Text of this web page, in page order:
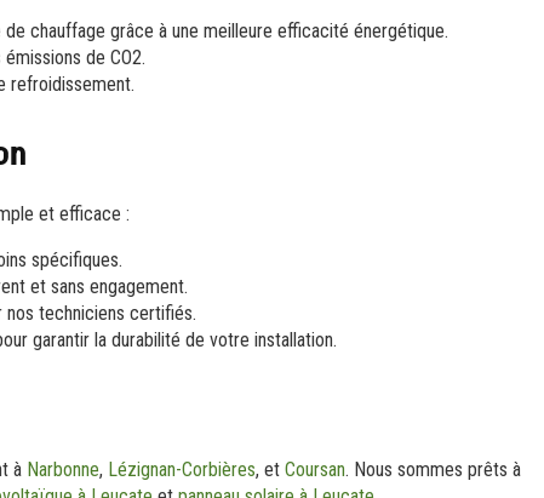
chauffage grâce à une meilleure efficacité énergétique.
de CO2.
refroidissement.
et efficace :
spécifiques.
et sans engagement.
nos techniciens certifiés.
garantir la durabilité de votre installation.
à Narbonne, Lézignan-Corbières, et Coursan. Nous sommes prêts à